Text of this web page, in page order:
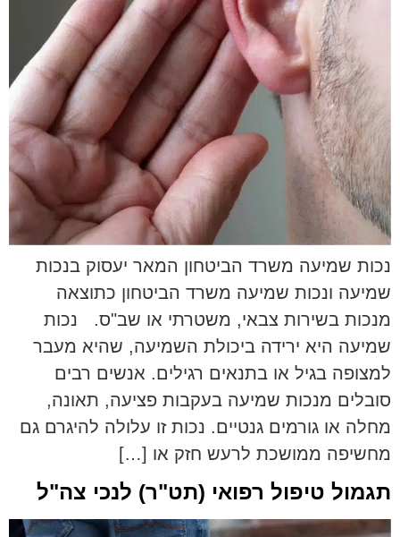
נכות שמיעה משרד הביטחון המאר יעסוק בנכות
שמיעה ונכות שמיעה משרד הביטחון כתוצאה
מנכות בשירות צבאי, משטרתי או שב"ס. נכות
שמיעה היא ירידה ביכולת השמיעה, שהיא מעבר
למצופה בגיל או בתנאים רגילים. אנשים רבים
סובלים מנכות שמיעה בעקבות פציעה, תאונה,
מחלה או גורמים גנטיים. נכות זו עלולה להיגרם גם
מחשיפה ממושכת לרעש חזק או […]
תגמול טיפול רפואי (תט"ר) לנכי צה"ל